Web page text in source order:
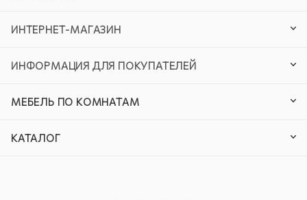
ИНТЕРНЕТ-МАГАЗИН
ИНФОРМАЦИЯ ДЛЯ ПОКУПАТЕЛЕЙ
МЕБЕЛЬ ПО КОМНАТАМ
КАТАЛОГ